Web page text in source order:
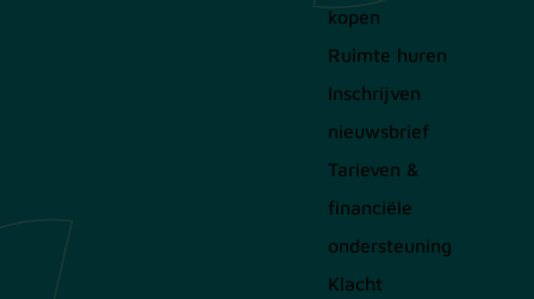
kopen
Ruimte huren
Inschrijven
nieuwsbrief
Tarieven &
financiële
ondersteuning
Klacht